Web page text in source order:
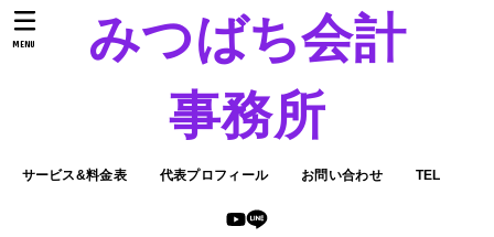
みつばち会計
事務所
サービス&料金表 代表プロフィール お問い合わせ TEL
MENU